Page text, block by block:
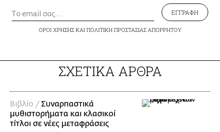
ΕΓΓΡΑΦΗ
ΟΡΟΙ ΧΡΗΣΗΣΚΑΙ ΠΟΛΙΤΙΚΗ ΠΡΟΣΤΑΣΙΑΣ ΑΠΟΡΡΗΤΟΥ
ΣΧΕΤΙΚΑ ΑΡΘΡΑ
Βιβλίο /Συναρπαστικά
μυθιστορήματα και κλασικοί
τίτλοι σε νέες μεταφράσεις